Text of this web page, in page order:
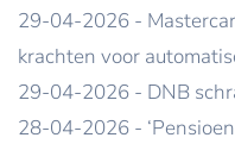
29-04-2026 -
krachten voor
29-04-2026 - DNB
28-04-2026 -